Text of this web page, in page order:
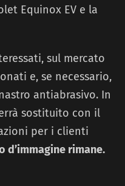
Equinox EV e la
sul mercato
e, se necessario,
antiabrasivo. In
sostituito con il
per i clienti
d’immagine rimane.